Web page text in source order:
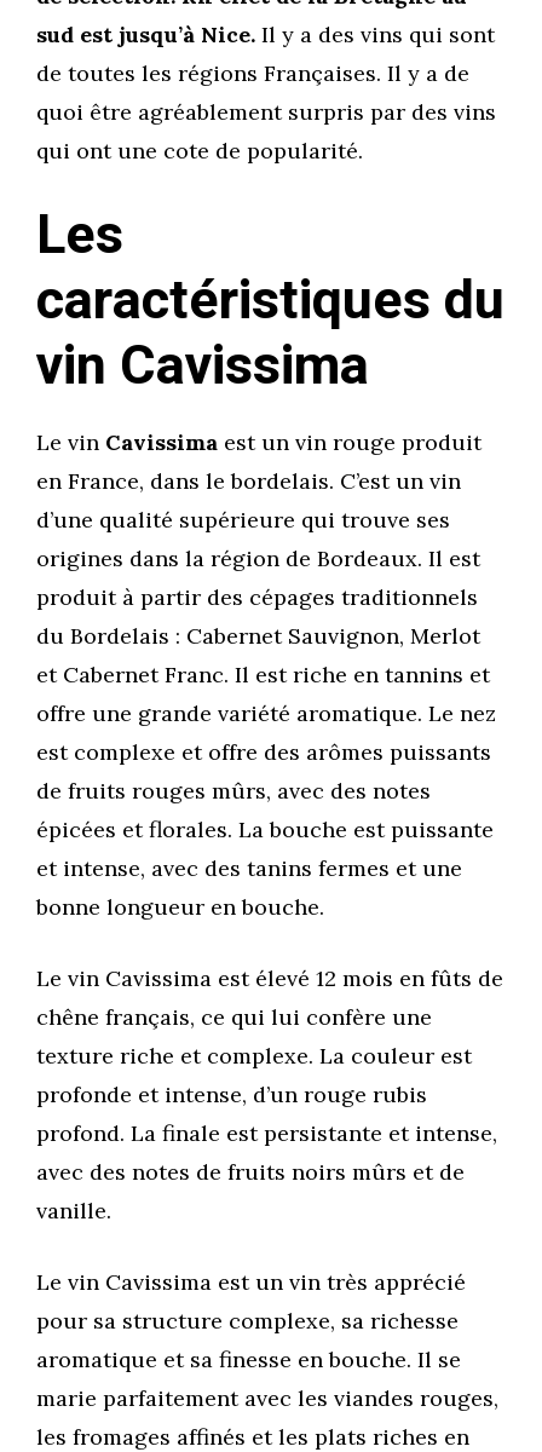
sud est jusqu’à Nice. Il y a des vins qui sont
de toutes les régions Françaises. Il y a de
quoi être agréablement surpris par des vins
qui ont une cote de popularité.
Les
caractéristiques du
vin Cavissima
Le vin Cavissima est un vin rouge produit
en France, dans le bordelais. C’est un vin
d’une qualité supérieure qui trouve ses
origines dans la région de Bordeaux. Il est
produit à partir des cépages traditionnels
du Bordelais : Cabernet Sauvignon, Merlot
et Cabernet Franc. Il est riche en tannins et
offre une grande variété aromatique. Le nez
est complexe et offre des arômes puissants
de fruits rouges mûrs, avec des notes
épicées et florales. La bouche est puissante
et intense, avec des tanins fermes et une
bonne longueur en bouche.
Le vin Cavissima est élevé 12 mois en fûts de
chêne français, ce qui lui confère une
texture riche et complexe. La couleur est
profonde et intense, d’un rouge rubis
profond. La finale est persistante et intense,
avec des notes de fruits noirs mûrs et de
vanille.
Le vin Cavissima est un vin très apprécié
pour sa structure complexe, sa richesse
aromatique et sa finesse en bouche. Il se
marie parfaitement avec les viandes rouges,
les fromages affinés et les plats riches en